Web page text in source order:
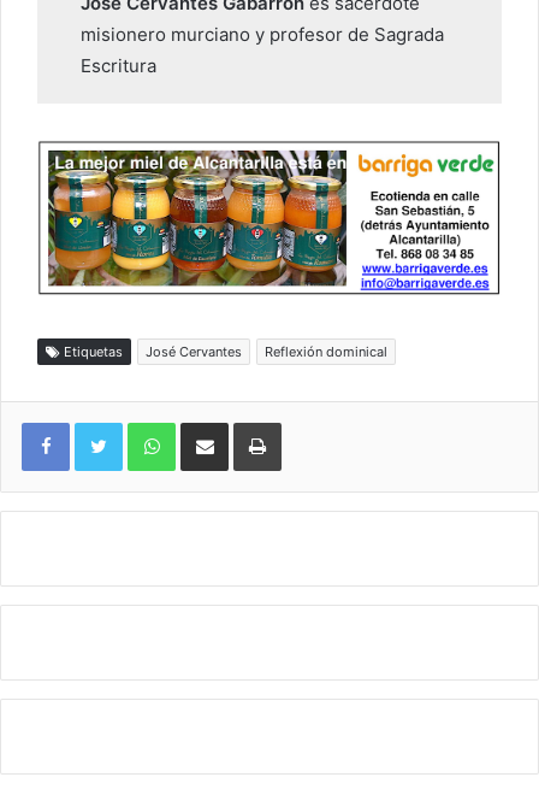
misionero murciano y profesor de Sagrada
Escritura
Etiquetas José Cervantes Reflexión dominical
WhatsAppCompartir por correo electrónicoImprimir